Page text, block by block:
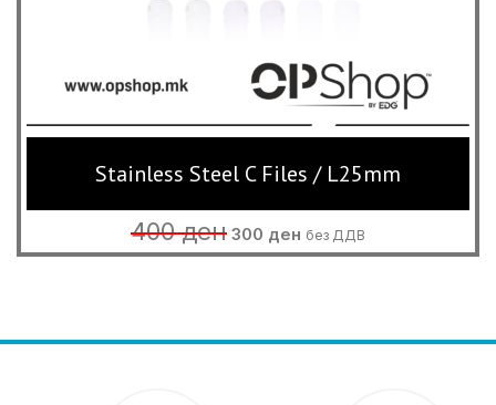
Stainless Steel C Files / L25mm
400ден Original
price
300 ден
price
без ДДВ